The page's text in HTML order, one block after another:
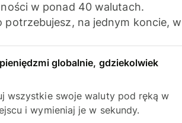
w ponad 40 walutach.
potrzebujesz, na jednym koncie, w
globalnie, gdziekolwiek
wszystkie swoje waluty pod ręką w
i wymieniaj je w sekundy.